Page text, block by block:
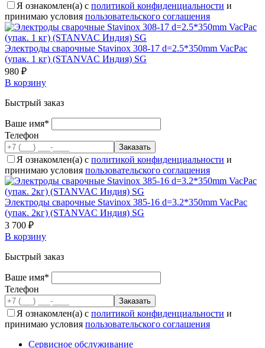
Я ознакомлен(а) с политикой конфиденциальности и
принимаю условия пользовательского соглашения
Электроды сварочные Stavinox 308-17 d=2.5*350mm VacPac
(упак. 1 кг) (STANVAC Индия) SG
980 ₽
В корзину
Быстрый заказ
Ваше имя*
Телефон
Я ознакомлен(а) с политикой конфиденциальности и
принимаю условия пользовательского соглашения
Электроды сварочные Stavinox 385-16 d=3.2*350mm VacPac
(упак. 2кг) (STANVAC Индия) SG
3 700 ₽
В корзину
Быстрый заказ
Ваше имя*
Телефон
Я ознакомлен(а) с политикой конфиденциальности и
принимаю условия пользовательского соглашения
Сервисное обслуживание